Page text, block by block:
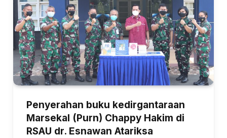
Penyerahan buku kedirgantaraan
Marsekal (Purn) Chappy Hakim di
RSAU dr. Esnawan Atariksa